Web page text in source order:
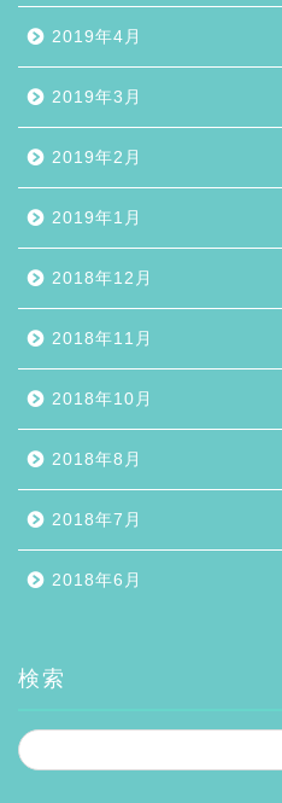
2019年4月
2019年3月
2019年2月
2019年1月
2018年12月
2018年11月
2018年10月
2018年8月
2018年7月
2018年6月
検索